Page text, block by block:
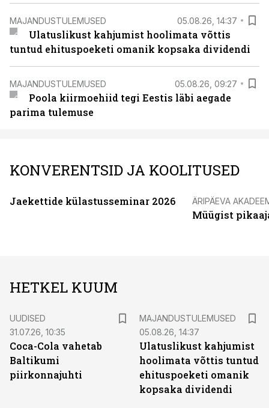
MAJANDUSTULEMUSED 05.08.26, 14:37
Ulatuslikust kahjumist hoolimata võttis
tuntud ehituspoeketi omanik kopsaka dividendi
MAJANDUSTULEMUSED 05.08.26, 09:27
Poola kiirmoehiid tegi Eestis läbi aegade
parima tulemuse
KONVERENTSID JA KOOLITUSED
Jaekettide külastusseminar 2026 ÄRIPÄEVA
Müügist
HETKEL KUUM
UUDISED
31.07.26, 10:35
Coca-Cola vahetab
Baltikumi
piirkonnajuhti
MAJANDUSTULEMUSED
05.08.26, 14:37
Ulatuslikust kahjumist
hoolimata võttis tuntud
ehituspoeketi omanik
kopsaka dividendi